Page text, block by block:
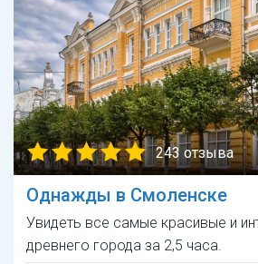
243 отзыва
Однажды в Смоленске
Увидеть все самые красивые и
древнего города за 2,5 часа.